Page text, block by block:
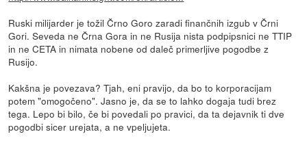
Ruski milijarder je tožil Črno Goro zaradi finančnih izgub v Črni
Gori. Seveda ne Črna Gora in ne Rusija nista podpipsnici ne TTIP
in ne CETA in nimata nobene od daleč primerljive pogodbe z
Rusijo.
Kakšna je povezava? Tjah, eni pravijo, da bo to korporacijam
potem "omogočeno". Jasno je, da se to lahko dogaja tudi brez
tega. Lepo bi bilo, če bi povedali po pravici, da ta dejavnik ti dve
pogodbi sicer urejata, a ne vpeljujeta.